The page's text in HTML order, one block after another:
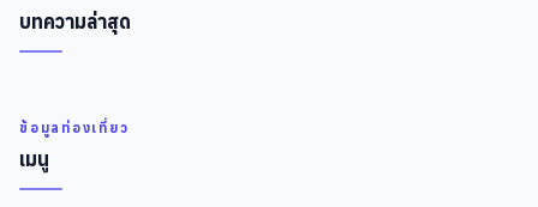
บทความล่าสุด
ข้อมูลท่องเที่ยว
เมนู